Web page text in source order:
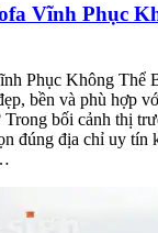
Vĩnh Phục
Phục Không Thể
bền và phù hợp
bối cảnh thị
đúng địa chỉ uy tín